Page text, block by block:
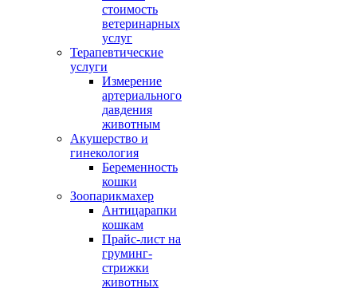
стоимость
ветеринарных
услуг
Терапевтические
услуги
Измерение
артериального
давдения
животным
Акушерство и
гинекология
Беременность
кошки
Зоопарикмахер
Антицарапки
кошкам
Прайс-лист на
груминг-
стрижки
животных